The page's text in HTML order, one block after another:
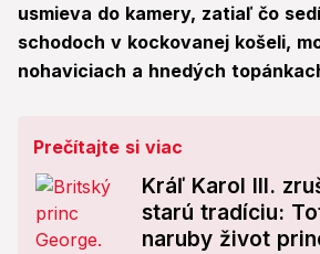
usmieva do kamery, zatiaľ čo
schodoch v kockovanej košeli,
nohaviciach a hnedých
Prečítajte si viac
Kráľ Karol III.
starú tradíciu:
naruby život